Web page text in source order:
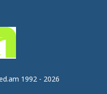
1992 - 2026